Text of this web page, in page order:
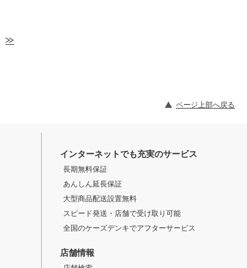
ページ上部へ戻る
インターネットでも充実のサービス
長期無料保証
あんしん延長保証
大型商品配送設置無料
スピード発送・店舗で受け取り可能
全国のケーズデンキでアフターサービス
店舗情報